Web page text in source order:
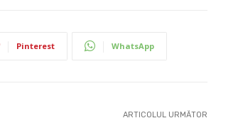
Pinterest WhatsApp
ARTICOLUL URMĂTOR